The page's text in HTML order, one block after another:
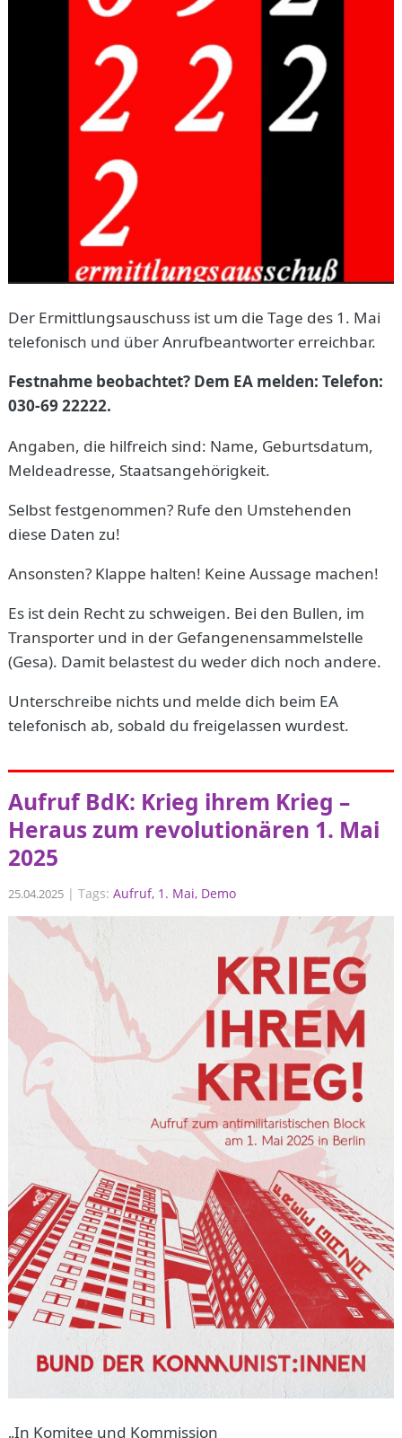
Der Ermittlungsauschuss ist um die Tage des 1. Mai
telefonisch und über Anrufbeantworter erreichbar.
Festnahme beobachtet? Dem EA melden: Telefon:
030-69 22222.
Angaben, die hilfreich sind: Name, Geburtsdatum,
Meldeadresse, Staatsangehörigkeit.
Selbst festgenommen? Rufe den Umstehenden
diese Daten zu!
Ansonsten? Klappe halten! Keine Aussage machen!
Es ist dein Recht zu schweigen. Bei den Bullen, im
Transporter und in der Gefangenensammelstelle
(Gesa). Damit belastest du weder dich noch andere.
Unterschreibe nichts und melde dich beim EA
telefonisch ab, sobald du freigelassen wurdest.
Aufruf BdK: Krieg ihrem Krieg –
Heraus zum revolutionären 1. Mai
2025
25.04.2025 |Tags:Aufruf 1. Mai Demo
„In Komitee und Kommission